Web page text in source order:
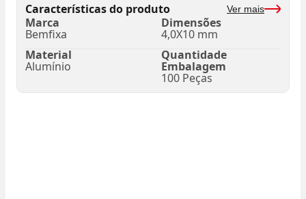
Características do produto Ver mais
Marca
Bemfixa
Dimensões
4,0X10 mm
Material
Alumínio
Quantidade
Embalagem
100 Peças